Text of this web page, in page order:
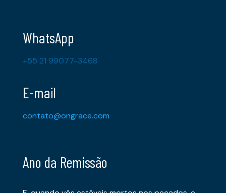
WhatsApp
+55 21 99077-3468
E-mail
contato@ongrace.com
Ano da Remissão